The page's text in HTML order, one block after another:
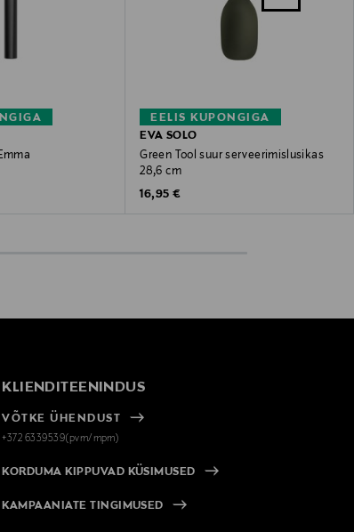
EELIS KUPONGIGA
EVA SOLO
Green Tool suur serveerimislusikas
28,6 cm
Original Price
16,95 €
KLIENDITEENINDUS
VÕTKE ÜHENDUST
+372 6339539(pvm/mpm)
KORDUMA KIPPUVAD KÜSIMUSED
KAMPAANIATE TINGIMUSED